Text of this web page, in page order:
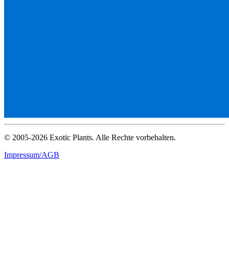
© 2005-2026 Exotic Plants. Alle Rechte vorbehalten.
Impressum/AGB